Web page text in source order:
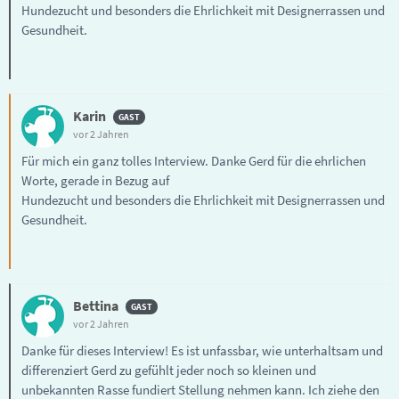
Hundezucht und besonders die Ehrlichkeit mit Designerrassen und
Gesundheit.
Karin
vor 2 Jahren
Für mich ein ganz tolles Interview. Danke Gerd für die ehrlichen
Worte, gerade in Bezug auf
Hundezucht und besonders die Ehrlichkeit mit Designerrassen und
Gesundheit.
Bettina
vor 2 Jahren
Danke für dieses Interview! Es ist unfassbar, wie unterhaltsam und
differenziert Gerd zu gefühlt jeder noch so kleinen und
unbekannten Rasse fundiert Stellung nehmen kann. Ich ziehe den